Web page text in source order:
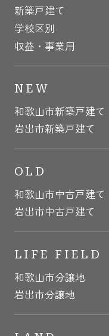
新築戸建て
学校区別
収益・事業用
NEW
和歌山市新築戸建て
岩出市新築戸建て
OLD
和歌山市中古戸建て
岩出市中古戸建て
LIFE FIELD
和歌山市分譲地
岩出市分譲地